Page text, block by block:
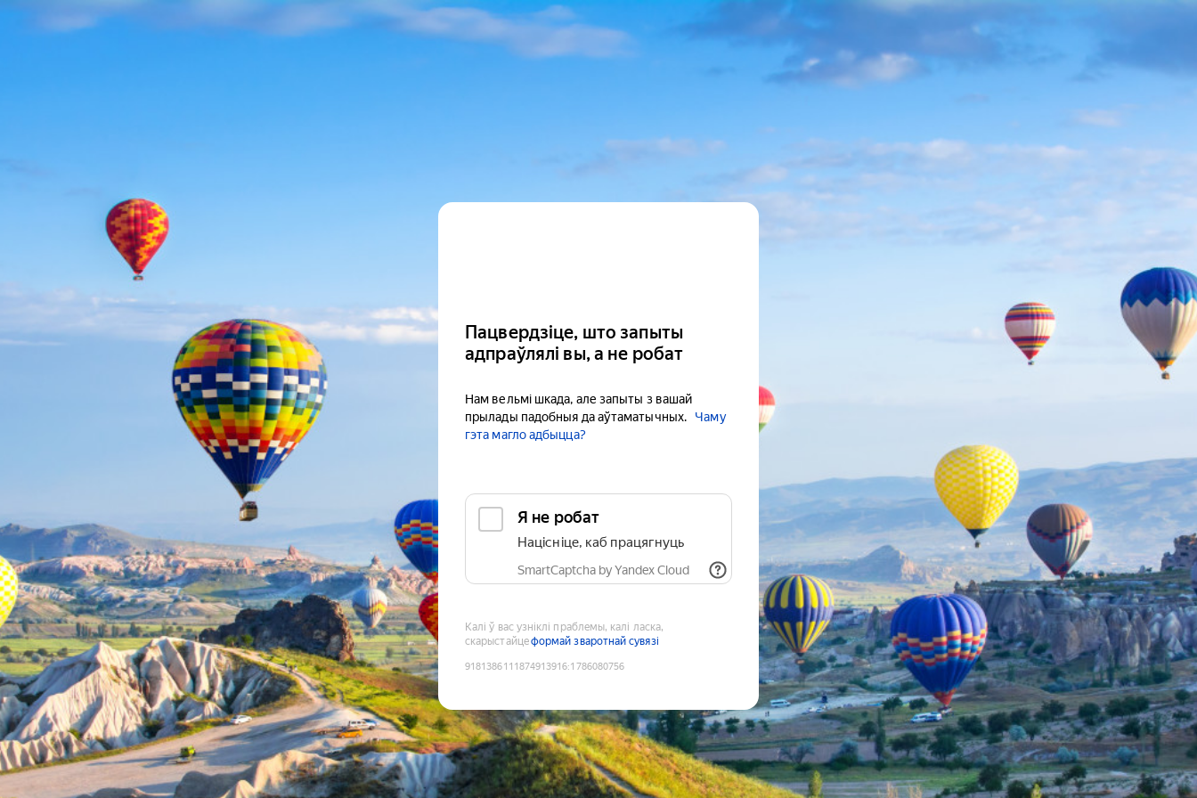
Пацвердзіце, што запыты
адпраўлялі вы, а не робат
Нам вельмі шкада, але запыты з вашай
прылады падобныя да аўтаматычных.
Чаму
гэта магло адбыцца?
Я не робат
Націсніце, каб працягнуць
SmartCaptcha by Yandex Cloud
Калі ў вас узніклі праблемы, калі ласка,
скарыстайцеформай зваротнай сувязі
9181386111874913916:1786080756